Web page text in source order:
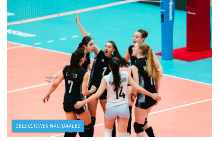
SELECCIONES NACIONALES